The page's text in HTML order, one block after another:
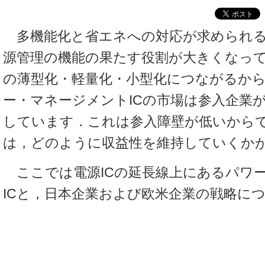
多機能化と省エネへの対応が求められ
源管理の機能の果たす役割が大きくなっ
の薄型化・軽量化・小型化につながるか
ー・マネージメントICの市場は参入企業
しています．これは参入障壁が低いから
は，どのように収益性を維持していくか
ここでは電源ICの延長線上にあるパワ
ICと，日本企業および欧米企業の戦略に